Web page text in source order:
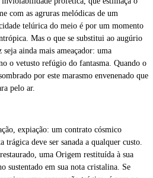
com as agruras melódicas de um
telúrica do meio é por um momento
Mas o que se substitui ao augúrio
ainda mais ameaçador: uma
o vetusto refúgio do fantasma. Quando o
por este marasmo envenenado que
pelo ar.
expiação: um contrato cósmico
deve ser sanada a qualquer custo.
uma Origem restituída à sua
sustentado em sua nota cristalina. Se